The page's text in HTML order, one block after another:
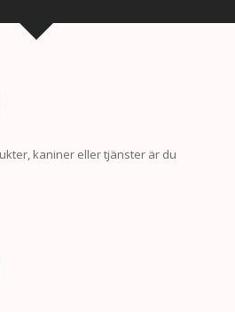
kaniner eller tjänster är du